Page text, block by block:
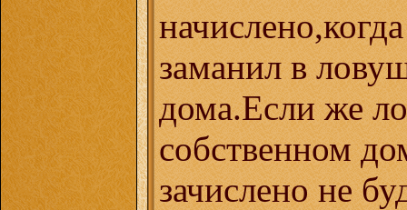
заманил в
дома.Если же
собственном
зачислено не